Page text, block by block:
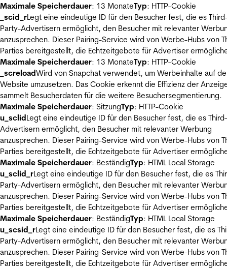
Maximale Speicherdauer: 13 MonateTyp: HTTP-Cookie
_scid_rLegt eine eindeutige ID für den Besucher fest, die es
Party-Advertisern ermöglicht, den Besucher mit relevanter
anzusprechen. Dieser Pairing-Service wird von Werbe-Hubs von
Parties bereitgestellt, die Echtzeitgebote für Advertiser
Maximale Speicherdauer: 13 MonateTyp: HTTP-Cookie
_screloadWird von Snapchat verwendet, um Werbeinhalte auf
Website umzusetzen. Das Cookie erkennt die Effizienz der
sammelt Besucherdaten für die weitere Besuchersegmentierung.
Maximale Speicherdauer: SitzungTyp: HTTP-Cookie
u_sclidLegt eine eindeutige ID für den Besucher fest, die es
Advertisern ermöglicht, den Besucher mit relevanter Werbung
anzusprechen. Dieser Pairing-Service wird von Werbe-Hubs von
Parties bereitgestellt, die Echtzeitgebote für Advertiser
Maximale Speicherdauer: BeständigTyp: HTML Local Storage
u_sclid_rLegt eine eindeutige ID für den Besucher fest, die es
Party-Advertisern ermöglicht, den Besucher mit relevanter
anzusprechen. Dieser Pairing-Service wird von Werbe-Hubs von
Parties bereitgestellt, die Echtzeitgebote für Advertiser
Maximale Speicherdauer: BeständigTyp: HTML Local Storage
u_scsid_rLegt eine eindeutige ID für den Besucher fest, die es
Party-Advertisern ermöglicht, den Besucher mit relevanter
anzusprechen. Dieser Pairing-Service wird von Werbe-Hubs von
Parties bereitgestellt, die Echtzeitgebote für Advertiser